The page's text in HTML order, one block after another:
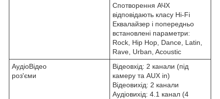
Спотворення АЧХ
відповідають класу Hi-Fi
Еквалайзер і попередньо
встановлені параметри:
Rock, Hip Hop, Dance, Latin,
Rave, Urban, Acoustic
АудіоВідео
роз'єми
Відеовхід: 2 канали (під
камеру та AUX in)
Відеовихід: 2 канали
Аудіовихід: 4.1 канал (4